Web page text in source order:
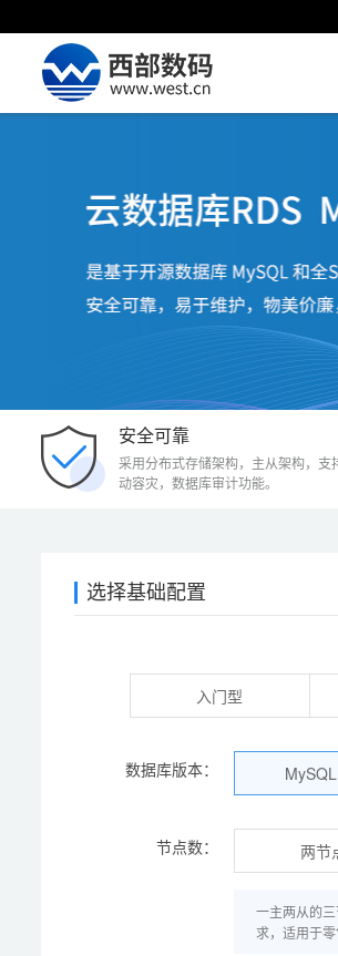
安全可靠
采用分布式存储架构，主从架构，支
动容灾，数据库审计功能。
选择基础配置
入门型
数据库版本：
节点数： 两节
一主两从的
求，适用于